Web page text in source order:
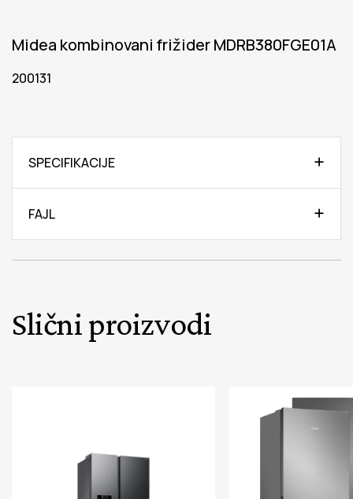
Midea kombinovani frižider MDRB380FGE01A
200131
SPECIFIKACIJE
FAJL
Slični proizvodi